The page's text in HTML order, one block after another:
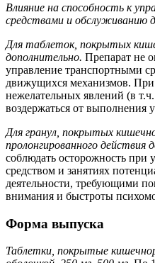
Влияние на способность к
средствами и обслуживанию
Для таблеток, покрытых
дополнительно. Препарат не
управление транспортными
движущихся механизмов.
нежелательных явлений (в
воздержаться от выполнения
Для гранул, покрытых
пролонгированного действия
соблюдать осторожность при
средством и занятиях
деятельности, требующими
внимания и быстроты
Форма выпуска
Таблетки, покрытые